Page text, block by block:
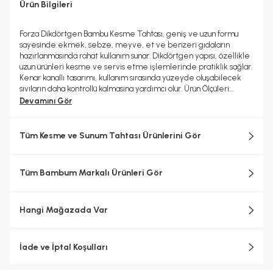
Ürün Bilgileri
Forza Dikdörtgen Bambu Kesme Tahtası, geniş ve uzun formu
sayesinde ekmek, sebze, meyve, et ve benzeri gıdaların
hazırlanmasında rahat kullanım sunar. Dikdörtgen yapısı, özellikle
uzun ürünleri kesme ve servis etme işlemlerinde pratiklik sağlar.
Kenar kanallı tasarımı, kullanım sırasında yüzeyde oluşabilecek
sıvıların daha kontrollü kalmasına yardımcı olur. Ürün Ölçüleri:
Genişlik: 50,0 cm Uzunluk: 11,50 cm Yükseklik: 4,0 cm Neden
estetik hem de kullanışlı bir seçenek sunar. Doğru bakım
Devamını Gör
Tüm Kesme ve Sunum Tahtası Ürünlerini Gör
Tüm Bambum Markalı Ürünleri Gör
Hangi Mağazada Var
İade ve İptal Koşulları